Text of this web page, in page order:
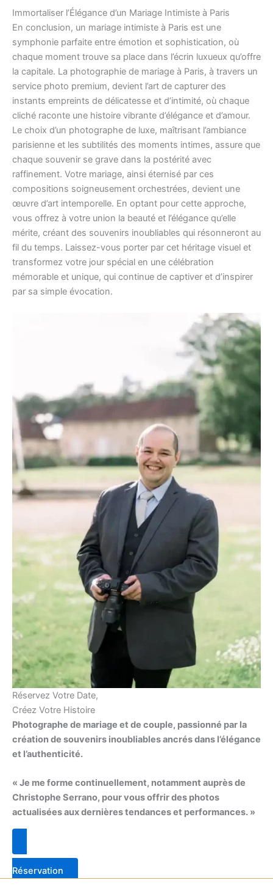
Immortaliser l’Élégance d’un Mariage Intimiste à Paris
En conclusion, un mariage intimiste à Paris est une
symphonie parfaite entre émotion et sophistication, où
chaque moment trouve sa place dans l’écrin luxueux qu’offre
la capitale. La photographie de mariage à Paris, à travers un
service photo premium, devient l’art de capturer des
instants empreints de délicatesse et d’intimité, où chaque
cliché raconte une histoire vibrante d’élégance et d’amour.
Le choix d’un photographe de luxe, maîtrisant l’ambiance
parisienne et les subtilités des moments intimes, assure que
chaque souvenir se grave dans la postérité avec
raffinement. Votre mariage, ainsi éternisé par ces
compositions soigneusement orchestrées, devient une
œuvre d’art intemporelle. En optant pour cette approche,
vous offrez à votre union la beauté et l’élégance qu’elle
mérite, créant des souvenirs inoubliables qui résonneront au
fil du temps. Laissez-vous porter par cet héritage visuel et
transformez votre jour spécial en une célébration
mémorable et unique, qui continue de captiver et d’inspirer
par sa simple évocation.
Réservez Votre Date,
Créez Votre Histoire
Photographe de mariage et de couple, passionné par la
création de souvenirs inoubliables ancrés dans l’élégance
et l’authenticité.
« Je me forme continuellement, notamment auprès de
Christophe Serrano, pour vous offrir des photos
actualisées aux dernières tendances et performances. »
Réservation